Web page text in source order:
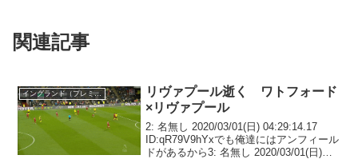
関連記事
イングランド（プレミア）
リヴァプール逝く ワトフォード
×リヴァプール
2: 名無し 2020/03/01(日) 04:29:14.17
ID:qR79V9hYxでも俺達にはアンフィール
ドがあるから3: 名無し 2020/03/01(日)